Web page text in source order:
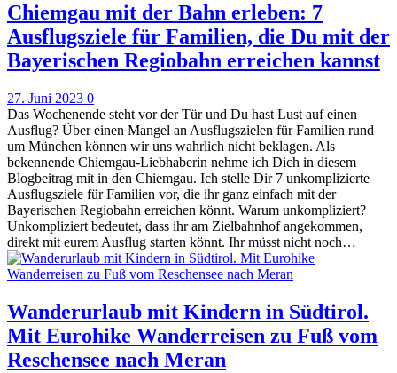
Chiemgau mit der Bahn erleben: 7
Ausflugsziele für Familien, die Du mit der
Bayerischen Regiobahn erreichen kannst
27. Juni 2023 0
Das Wochenende steht vor der Tür und Du hast Lust auf einen
Ausflug? Über einen Mangel an Ausflugszielen für Familien rund
um München können wir uns wahrlich nicht beklagen. Als
bekennende Chiemgau-Liebhaberin nehme ich Dich in diesem
Blogbeitrag mit in den Chiemgau. Ich stelle Dir 7 unkomplizierte
Ausflugsziele für Familien vor, die ihr ganz einfach mit der
Bayerischen Regiobahn erreichen könnt. Warum unkompliziert?
Unkompliziert bedeutet, dass ihr am Zielbahnhof angekommen,
direkt mit eurem Ausflug starten könnt. Ihr müsst nicht noch…
Wanderurlaub mit Kindern in Südtirol.
Mit Eurohike Wanderreisen zu Fuß vom
Reschensee nach Meran